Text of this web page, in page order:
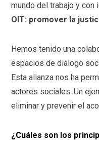
mundo del trabajo y
OIT: promover la
Hemos tenido una
espacios de diálogo
Esta alianza nos ha
actores sociales. Un
eliminar y prevenir el
¿Cuáles son los